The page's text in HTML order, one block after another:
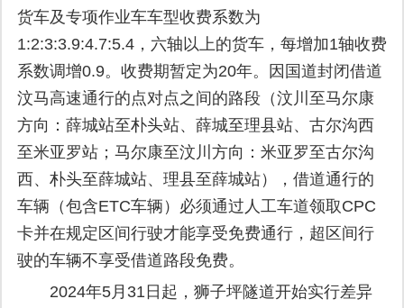
货车及专项作业车车型收费系数为
1:2:3:3.9:4.7:5.4，六轴以上的货车，每增加1轴收费
系数调增0.9。收费期暂定为20年。因国道封闭借道
汶马高速通行的点对点之间的路段（汶川至马尔康
方向：薛城站至朴头站、薛城至理县站、古尔沟西
至米亚罗站；马尔康至汶川方向：米亚罗至古尔沟
西、朴头至薛城站、理县至薛城站），借道通行的
车辆（包含ETC车辆）必须通过人工车道领取CPC
卡并在规定区间行驶才能享受免费通行，超区间行
驶的车辆不享受借道路段免费。
2024年5月31日起，狮子坪隧道开始实行差异